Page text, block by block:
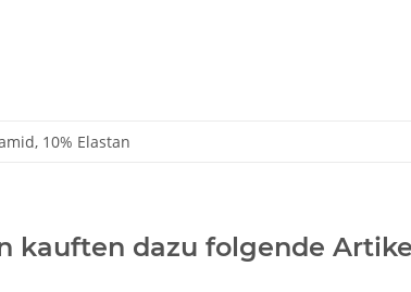
10% Elastan
kauften dazu folgende